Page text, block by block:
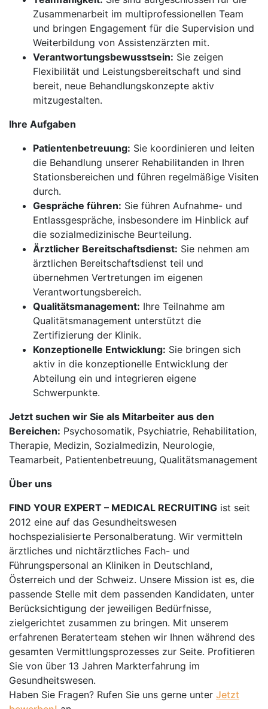
Zusammenarbeit im multiprofessionellen Team
und bringen Engagement für die Supervision und
Weiterbildung von Assistenzärzten mit.
Verantwortungsbewusstsein: Sie zeigen
Flexibilität und Leistungsbereitschaft und sind
bereit, neue Behandlungskonzepte aktiv
mitzugestalten.
Ihre Aufgaben
Patientenbetreuung: Sie koordinieren und leiten
die Behandlung unserer Rehabilitanden in Ihren
Stationsbereichen und führen regelmäßige Visiten
durch.
Gespräche führen: Sie führen Aufnahme- und
Entlassgespräche, insbesondere im Hinblick auf
die sozialmedizinische Beurteilung.
Ärztlicher Bereitschaftsdienst: Sie nehmen am
ärztlichen Bereitschaftsdienst teil und
übernehmen Vertretungen im eigenen
Verantwortungsbereich.
Qualitätsmanagement: Ihre Teilnahme am
Qualitätsmanagement unterstützt die
Zertifizierung der Klinik.
Konzeptionelle Entwicklung: Sie bringen sich
aktiv in die konzeptionelle Entwicklung der
Abteilung ein und integrieren eigene
Schwerpunkte.
Jetzt suchen wir Sie als Mitarbeiter aus den
Bereichen: Psychosomatik, Psychiatrie, Rehabilitation,
Therapie, Medizin, Sozialmedizin, Neurologie,
Teamarbeit, Patientenbetreuung, Qualitätsmanagement
Über uns
FIND YOUR EXPERT – MEDICAL RECRUITING ist seit
2012 eine auf das Gesundheitswesen
hochspezialisierte Personalberatung. Wir vermitteln
ärztliches und nichtärztliches Fach- und
Führungspersonal an Kliniken in Deutschland,
Österreich und der Schweiz. Unsere Mission ist es, die
passende Stelle mit dem passenden Kandidaten, unter
Berücksichtigung der jeweiligen Bedürfnisse,
zielgerichtet zusammen zu bringen. Mit unserem
erfahrenen Beraterteam stehen wir Ihnen während des
gesamten Vermittlungsprozesses zur Seite. Profitieren
Sie von über 13 Jahren Markterfahrung im
Gesundheitswesen.
Haben Sie Fragen? Rufen Sie uns gerne unter Jetzt